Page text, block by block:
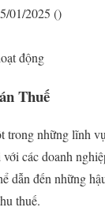
01/2025 ()
động
Thuế
trong những lĩnh
các doanh
dẫn đến những
thuế.